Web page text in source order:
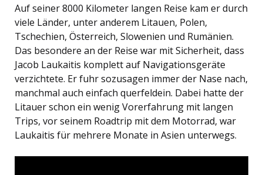
Auf seiner 8000 Kilometer langen Reise kam er durch
viele Länder, unter anderem Litauen, Polen,
Tschechien, Österreich, Slowenien und Rumänien.
Das besondere an der Reise war mit Sicherheit, dass
Jacob Laukaitis komplett auf Navigationsgeräte
verzichtete. Er fuhr sozusagen immer der Nase nach,
manchmal auch einfach querfeldein. Dabei hatte der
Litauer schon ein wenig Vorerfahrung mit langen
Trips, vor seinem Roadtrip mit dem Motorrad, war
Laukaitis für mehrere Monate in Asien unterwegs.